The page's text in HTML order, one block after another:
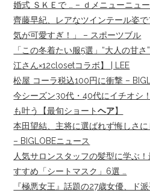
婚式 ＳＫＥで … – ｄメニューニュ
齊藤早紀、レアなツインテール姿
気が可愛すぎ！」 – スポーツブル
「この冬着たい服5選」“大人の甘
江さん×12closetコラボ】 | LEE
松屋 コーラ税込100円に衝撃 –
今シーズン30代・40代にイチオシ
も叶う【最旬ショートヘア】
本田望結、主将に選ばれず悔しさに
– BIGLOBEニュース
人気サロンスタッフの髪型に学ぶ
すすめ「シートマスク」6選 …
『極悪女王』話題の27歳女優、ド